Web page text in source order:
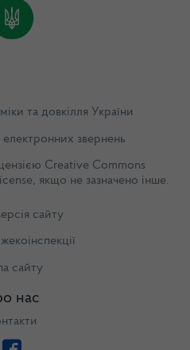
та довкілля України
звернень
Creative Commons
, якщо не зазначено інше.
сайту
сайту
нас